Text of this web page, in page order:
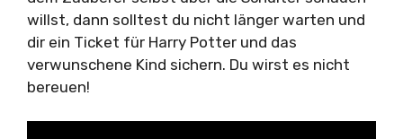
willst, dann solltest du nicht länger warten und
dir ein Ticket für Harry Potter und das
verwunschene Kind sichern. Du wirst es nicht
bereuen!